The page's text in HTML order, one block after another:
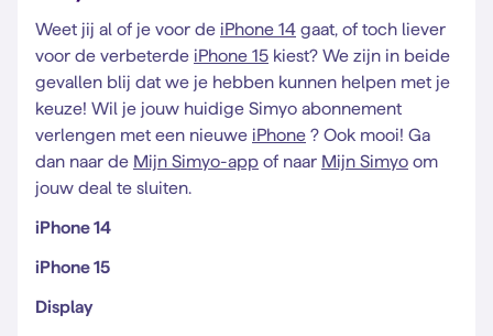
Weet jij al of je voor de iPhone 14 gaat, of toch liever
voor de verbeterde iPhone 15 kiest? We zijn in beide
gevallen blij dat we je hebben kunnen helpen met je
keuze! Wil je jouw huidige Simyo abonnement
verlengen met een nieuwe iPhone ? Ook mooi! Ga
dan naar de Mijn Simyo-app of naar Mijn Simyo om
jouw deal te sluiten.
iPhone 14
iPhone 15
Display